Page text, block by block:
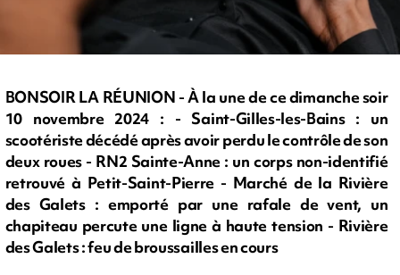
BONSOIR LA RÉUNION - À la une de ce dimanche soir
10 novembre 2024 : - Saint-Gilles-les-Bains : un
scootériste décédé après avoir perdu le contrôle de son
deux roues - RN2 Sainte-Anne : un corps non-identifié
retrouvé à Petit-Saint-Pierre - Marché de la Rivière
des Galets : emporté par une rafale de vent, un
chapiteau percute une ligne à haute tension - Rivière
des Galets : feu de broussailles en cours